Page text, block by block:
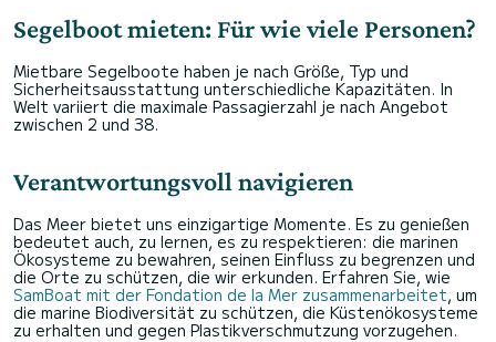
Segelboot mieten: Für wie viele Personen?
Mietbare Segelboote haben je nach Größe, Typ und
Sicherheitsausstattung unterschiedliche Kapazitäten. In
Welt variiert die maximale Passagierzahl je nach Angebot
zwischen 2 und 38.
Verantwortungsvoll navigieren
Das Meer bietet uns einzigartige Momente. Es zu genießen
bedeutet auch, zu lernen, es zu respektieren: die marinen
Ökosysteme zu bewahren, seinen Einfluss zu begrenzen und
die Orte zu schützen, die wir erkunden. Erfahren Sie, wie
SamBoat mit der Fondation de la Mer zusammenarbeitet, um
die marine Biodiversität zu schützen, die Küstenökosysteme
zu erhalten und gegen Plastikverschmutzung vorzugehen.